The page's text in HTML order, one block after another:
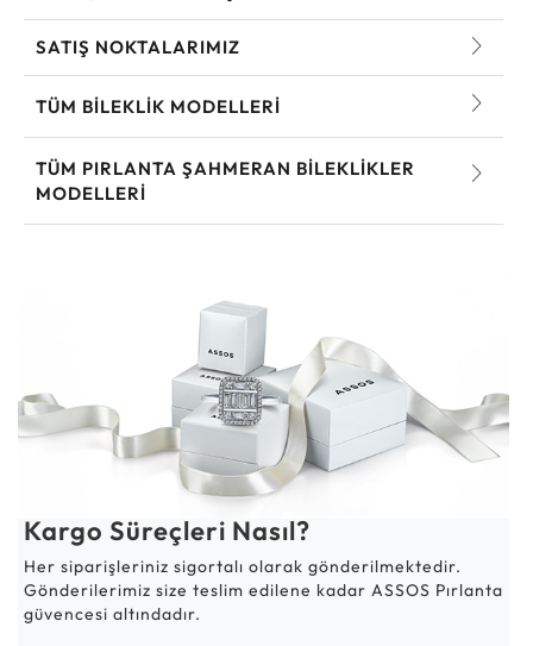
SATIŞ NOKTALARIMIZ
TÜM BILEKLIK MODELLERI
TÜM PIRLANTA ŞAHMERAN BILEKLIKLER
MODELLERI
Kargo Süreçleri Nasıl?
Her siparişleriniz sigortalı olarak gönderilmektedir.
Gönderilerimiz size teslim edilene kadar ASSOS Pırlanta
güvencesi altındadır.